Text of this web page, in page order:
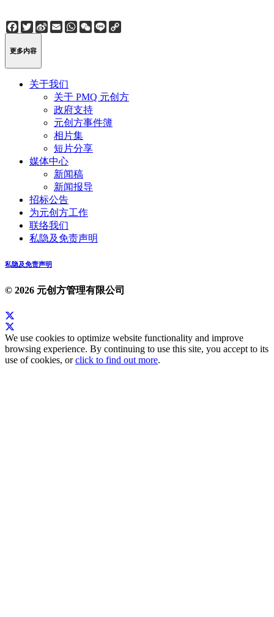
Facebook
Twitter
Sina
Weibo
EmailWhatsApp
WeChat
Line
更多内容
关于我们
关于 PMQ 元创方
政府支持
元创方事件簿
相片集
短片分享
媒体中心
新闻稿
新闻报导
招标公告
为元创方工作
联络我们
私隐及免责声明
私隐及免责声明
© 2026 元创方管理有限公司
We use cookies to optimize website functionality and improve
browsing experience. By continuing to use this site, you accept to its
use of cookies, orclick to find out more.